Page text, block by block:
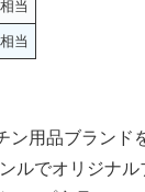
当
当
ン用品ブランド
ルでオリジナ